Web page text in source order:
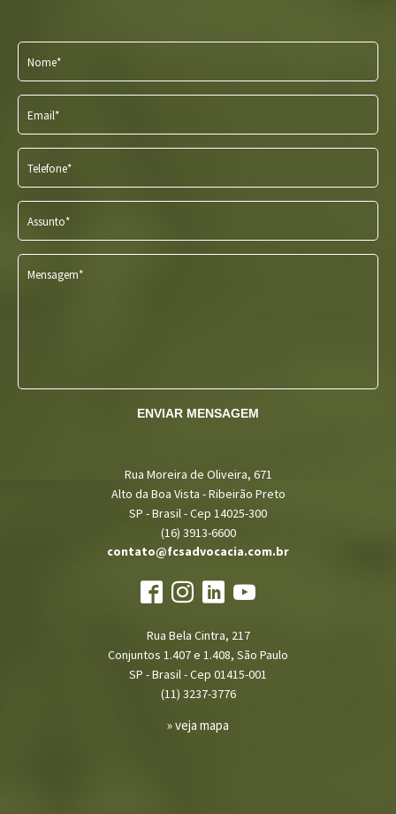
Rua Moreira de Oliveira, 671
Alto da Boa Vista - Ribeirão Preto
SP - Brasil - Cep 14025-300
(16) 3913-6600
contato@fcsadvocacia.com.br
Rua Bela Cintra, 217
Conjuntos 1.407 e 1.408, São Paulo
SP - Brasil - Cep 01415-001
(11) 3237-3776
» veja mapa
Nome*
Email*
Telefone*
Assunto*
Mensagem*
ENVIAR MENSAGEM